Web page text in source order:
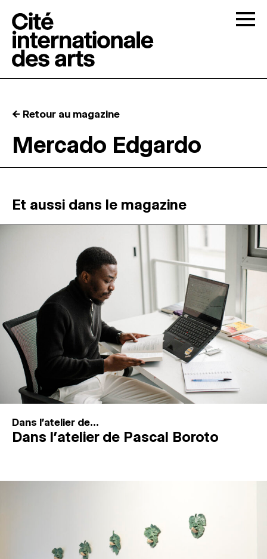
RÉSIDENCES ↓
ATELIERS OUVERTS
ESPACES DE PRATIQUE ARTISTIQUE ↓
Recherche
Connexion
↓
← Retour au magazine
Mercado Edgardo
Et aussi dans le magazine
Dans l'atelier de...
Dans l’atelier de Pascal Boroto